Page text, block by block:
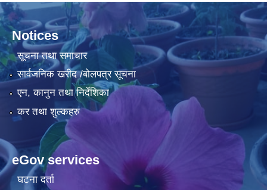
Notices
सूचना तथा समाचार
सार्वजनिक खरीद /बोलपत्र सूचना
एन, कानुन तथा निर्देशिका
कर तथा शुल्कहरु
eGov services
घटना दर्ता